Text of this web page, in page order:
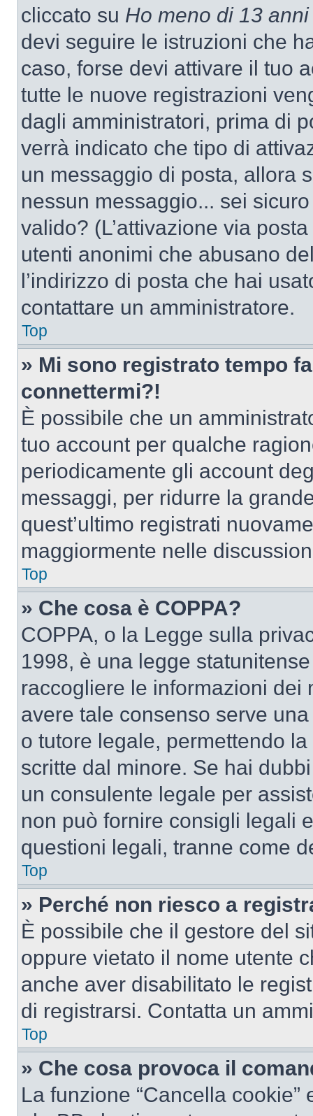
cliccato su Ho meno di 13 anni
devi seguire le istruzioni che
caso, forse devi attivare il tuo
tutte le nuove registrazioni
dagli amministratori, prima di
verrà indicato che tipo di
un messaggio di posta, allora
nessun messaggio... sei
valido? (L’attivazione via
utenti anonimi che abusano
l’indirizzo di posta che hai
contattare un amministratore.
Top
» Mi sono registrato tempo
connettermi?!
È possibile che un
tuo account per qualche
periodicamente gli account
messaggi, per ridurre la
quest’ultimo registrati
maggiormente nelle
Top
» Che cosa è COPPA?
COPPA, o la Legge sulla
1998, è una legge
raccogliere le informazioni dei
avere tale consenso serve
o tutore legale, permettendo
scritte dal minore. Se hai
un consulente legale per
non può fornire consigli legali
questioni legali, tranne come
Top
» Perché non riesco a
È possibile che il gestore del
oppure vietato il nome utente
anche aver disabilitato le
di registrarsi. Contatta un
Top
» Che cosa provoca il
La funzione “Cancella